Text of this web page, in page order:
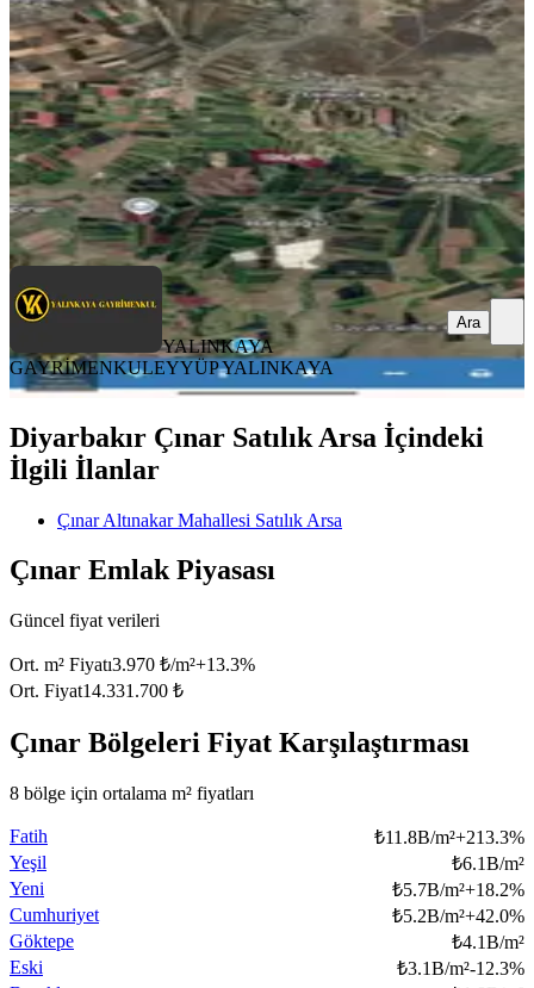
4900 m² ·918/m²·06.08.2026
4.500.000 ₺
YALINKAYA GAYRİMENKULEYYÜP YALINKAYA
Ara
YALINKAYA
GAYRİMENKULEYYÜP YALINKAYA
Ara
Diyarbakır Çınar Satılık Arsa İçindeki
İlgili İlanlar
Çınar Altınakar Mahallesi Satılık Arsa
Çınar Emlak Piyasası
Güncel fiyat verileri
Ort. m² Fiyatı3.970 ₺/m²+13.3%
Ort. Fiyat14.331.700 ₺
Çınar Bölgeleri Fiyat Karşılaştırması
8 bölge için ortalama m² fiyatları
Fatih ₺11.8B/m²+213.3%
Yeşil
₺6.1B/m²
Yeni
₺5.7B/m²+18.2%
Cumhuriyet
₺5.2B/m²+42.0%
Göktepe
₺4.1B/m²
Eski
₺3.1B/m²-12.3%